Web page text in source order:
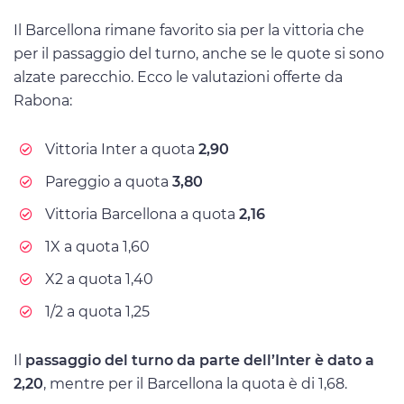
Il Barcellona rimane favorito sia per la vittoria che
per il passaggio del turno, anche se le quote si sono
alzate parecchio. Ecco le valutazioni offerte da
Rabona:
Vittoria Inter a quota 2,90
Pareggio a quota 3,80
Vittoria Barcellona a quota 2,16
1X a quota 1,60
X2 a quota 1,40
1/2 a quota 1,25
Il passaggio del turno da parte dell’Inter è dato a
2,20, mentre per il Barcellona la quota è di 1,68.